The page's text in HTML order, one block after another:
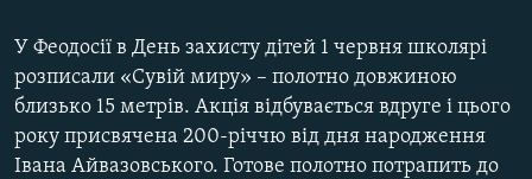
пошуку
ВСЕ ЗА ДЕНЬ
СПЕЦПРОЕКТИ
ДЕПОРТАЦІЯ
ЯК ОБІЙТИ БЛОКУВАННЯ
У Феодосії в День захисту дітей 1 червня школярі
розписали «Сувій миру» – полотно довжиною
близько 15 метрів. Акція відбувається вдруге і цього
року присвячена 200-річчю від дня народження
Івана Айвазовського. Готове полотно потрапить до